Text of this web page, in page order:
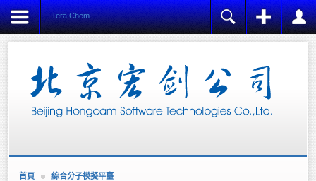
Tera Chem 登陸
用戶名
密碼
注冊
Name:
Username:
Verify E-mail:
首頁 綜合分子模擬平臺